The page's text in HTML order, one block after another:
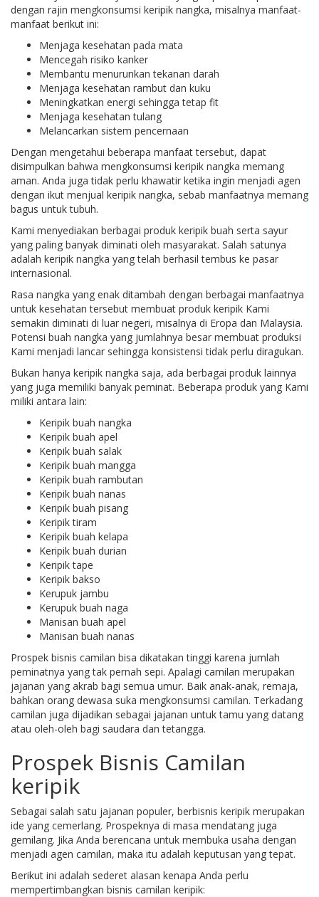
dengan rajin mengkonsumsi keripik nangka, misalnya manfaat-
manfaat berikut ini:
Menjaga kesehatan pada mata
Mencegah risiko kanker
Membantu menurunkan tekanan darah
Menjaga kesehatan rambut dan kuku
Meningkatkan energi sehingga tetap fit
Menjaga kesehatan tulang
Melancarkan sistem pencernaan
Dengan mengetahui beberapa manfaat tersebut, dapat
disimpulkan bahwa mengkonsumsi keripik nangka memang
aman. Anda juga tidak perlu khawatir ketika ingin menjadi agen
dengan ikut menjual keripik nangka, sebab manfaatnya memang
bagus untuk tubuh.
Kami menyediakan berbagai produk keripik buah serta sayur
yang paling banyak diminati oleh masyarakat. Salah satunya
adalah keripik nangka yang telah berhasil tembus ke pasar
internasional.
Rasa nangka yang enak ditambah dengan berbagai manfaatnya
untuk kesehatan tersebut membuat produk keripik Kami
semakin diminati di luar negeri, misalnya di Eropa dan Malaysia.
Potensi buah nangka yang jumlahnya besar membuat produksi
Kami menjadi lancar sehingga konsistensi tidak perlu diragukan.
Bukan hanya keripik nangka saja, ada berbagai produk lainnya
yang juga memiliki banyak peminat. Beberapa produk yang Kami
miliki antara lain:
Keripik buah nangka
Keripik buah apel
Keripik buah salak
Keripik buah mangga
Keripik buah rambutan
Keripik buah nanas
Keripik buah pisang
Keripik tiram
Keripik buah kelapa
Keripik buah durian
Keripik tape
Keripik bakso
Kerupuk jambu
Kerupuk buah naga
Manisan buah apel
Manisan buah nanas
Prospek bisnis camilan bisa dikatakan tinggi karena jumlah
peminatnya yang tak pernah sepi. Apalagi camilan merupakan
jajanan yang akrab bagi semua umur. Baik anak-anak, remaja,
bahkan orang dewasa suka mengkonsumsi camilan. Terkadang
camilan juga dijadikan sebagai jajanan untuk tamu yang datang
atau oleh-oleh bagi saudara dan tetangga.
Prospek Bisnis Camilan
keripik
Sebagai salah satu jajanan populer, berbisnis keripik merupakan
ide yang cemerlang. Prospeknya di masa mendatang juga
gemilang. Jika Anda berencana untuk membuka usaha dengan
menjadi agen camilan, maka itu adalah keputusan yang tepat.
Berikut ini adalah sederet alasan kenapa Anda perlu
mempertimbangkan bisnis camilan keripik: